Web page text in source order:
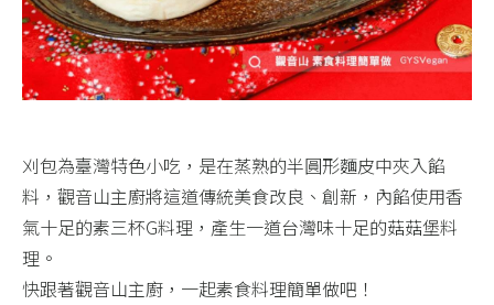
刈包為臺灣特色小吃，是在蒸熟的半圓形麵皮中夾入餡
料，觀音山主廚將這道傳統美食改良、創新，內餡使用香
氣十足的素三杯G料理，產生一道台灣味十足的菇菇堡料
理。​
快跟著觀音山主廚，一起素食料理簡單做吧！​